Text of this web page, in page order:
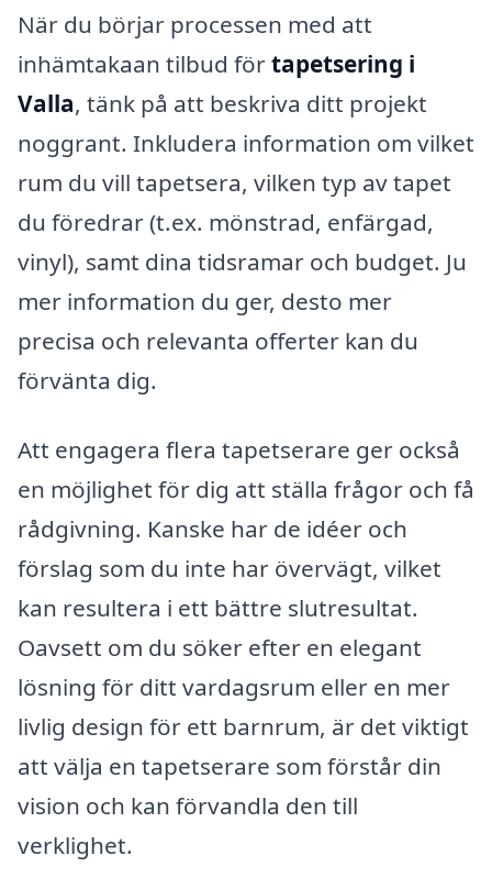
När du börjar processen med att
inhämtakaan tilbud förtapetsering i
Valla, tänk på att beskriva ditt projekt
noggrant. Inkludera information om vilket
rum du vill tapetsera, vilken typ av tapet
du föredrar (t.ex. mönstrad, enfärgad,
vinyl), samt dina tidsramar och budget. Ju
mer information du ger, desto mer
precisa och relevanta offerter kan du
förvänta dig.
Att engagera flera tapetserare ger också
en möjlighet för dig att ställa frågor och få
rådgivning. Kanske har de idéer och
förslag som du inte har övervägt, vilket
kan resultera i ett bättre slutresultat.
Oavsett om du söker efter en elegant
lösning för ditt vardagsrum eller en mer
livlig design för ett barnrum, är det viktigt
att välja en tapetserare som förstår din
vision och kan förvandla den till
verklighet.